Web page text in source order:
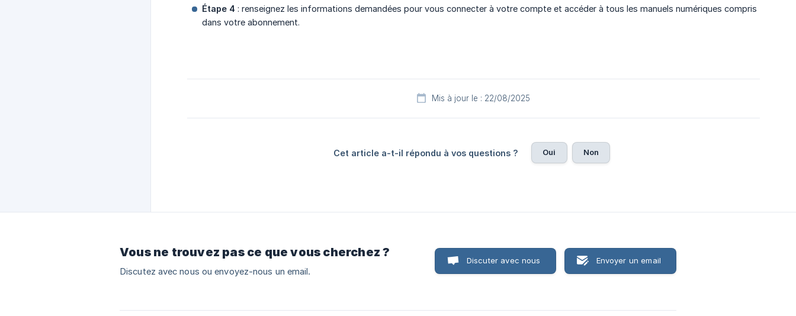
Étape 4 : renseignez les informations demandées pour vous connecter à votre compte et accéder à tous les manuels numériques compris
dans votre abonnement.
Mis à jour le : 22/08/2025
Cet article a-t-il répondu à vos questions ? Oui Non
Vous ne trouvez pas ce que vous cherchez ?
Discutez avec nous ou envoyez-nous un email.
Discuter avec nous Envoyer un email